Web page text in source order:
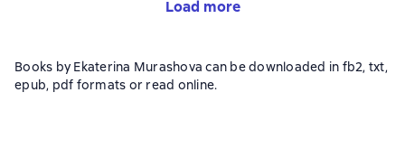
Load more
Books by Ekaterina Murashova can be downloaded in fb2, txt,
epub, pdf formats or read online.